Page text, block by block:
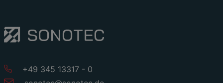
+49 345 13317 - 0